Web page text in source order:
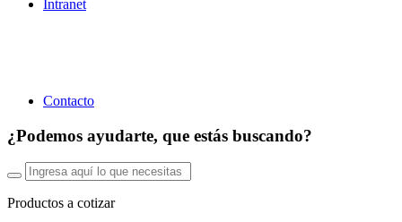
Intranet
Contacto
¿Podemos ayudarte, que estás buscando?
Productos a cotizar